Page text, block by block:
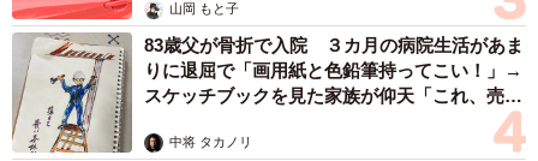
山岡 もと子
83歳父が骨折で入院 ３カ月の病院生活があま
りに退屈で「画用紙と色鉛筆持ってこい！」→
スケッチブックを見た家族が仰天「これ、売れ
中将 タカノリ